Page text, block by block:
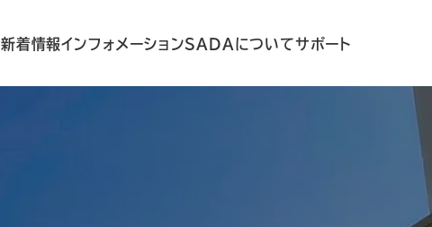
新着情報インフォメーションSADAについてサポート